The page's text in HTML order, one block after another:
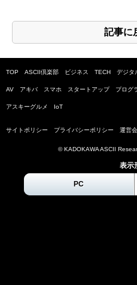
記事に
TOP ASCII倶楽部 ビジネス TECH デジタ
AV アキバ スマホ スタートアップ プログ
アスキーグルメ IoT
サイトポリシー プライバシーポリシー 運営
© KADOKAWA ASCII
表示
PC